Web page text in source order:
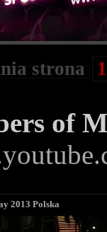
strona 1
of
2013 Polska